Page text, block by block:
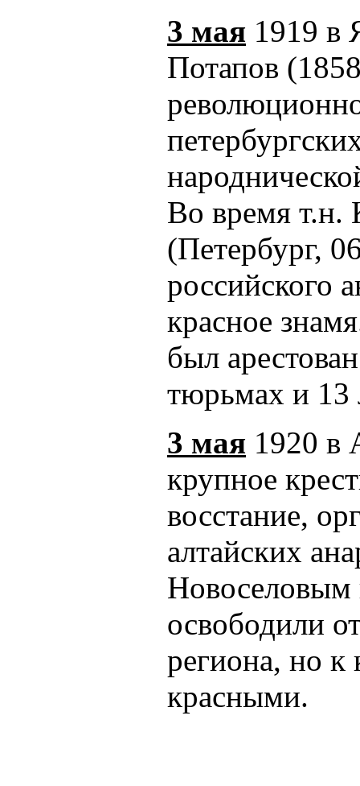
3 мая 1919 в
Потапов
Во время т.н.
(Петербург,
российского
красное
был
тюрьмах и 13
3 мая 1920 в
крупное
восстание,
алтайских
освободили
региона, но
красными.